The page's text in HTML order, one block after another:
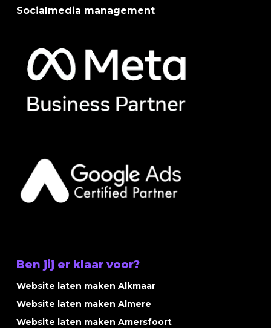
Socialmedia management
Ben jij er klaar voor?
Website laten maken Alkmaar
Website laten maken Almere
Website laten maken Amersfoort